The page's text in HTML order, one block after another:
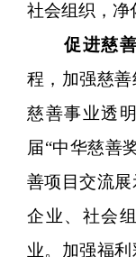
社会组织，净
促进慈
程，加强慈
慈善事业透
届“中华慈善
善项目交流
企业、社会
业。加强福利